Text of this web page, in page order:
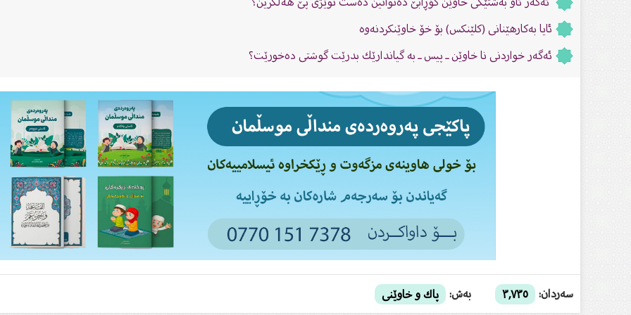
ئایا بەكارهێنانی (كلێنكس) بۆ خۆ خاوێنكردنەوە
ئەگەر خواردنی نا خاوێن ـ پیس ـ بە گیاندارێك بدرێت گوشتی دەخورێت؟
سەردان: ٣,٧٣٥ بەش: پاك و خاوێنى